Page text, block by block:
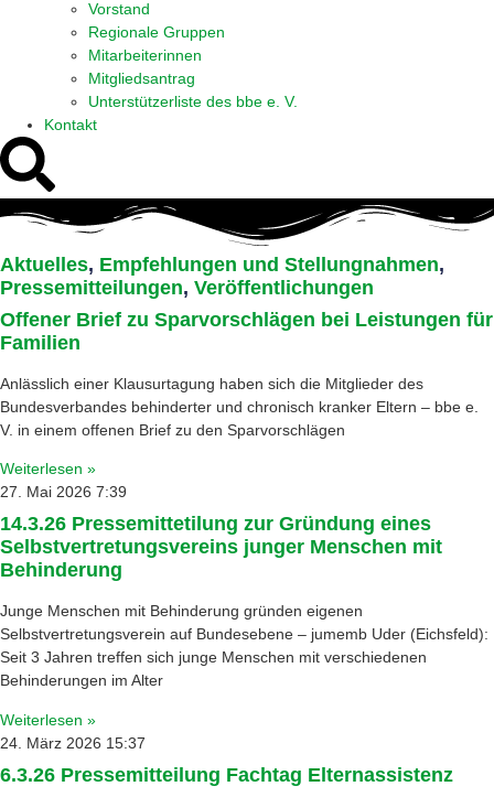
Vorstand
Regionale Gruppen
Mitarbeiterinnen
Mitgliedsantrag
Unterstützerliste des bbe e. V.
Kontakt
Aktuelles, Empfehlungen und Stellungnahmen,
Pressemitteilungen, Veröffentlichungen
Offener Brief zu Sparvorschlägen bei Leistungen für
Familien
Anlässlich einer Klausurtagung haben sich die Mitglieder des
Bundesverbandes behinderter und chronisch kranker Eltern – bbe e.
V. in einem offenen Brief zu den Sparvorschlägen
Weiterlesen »
27. Mai 2026 7:39
14.3.26 Pressemittetilung zur Gründung eines
Selbstvertretungsvereins junger Menschen mit
Behinderung
Junge Menschen mit Behinderung gründen eigenen
Selbstvertretungsverein auf Bundesebene – jumemb Uder (Eichsfeld):
Seit 3 Jahren treffen sich junge Menschen mit verschiedenen
Behinderungen im Alter
Weiterlesen »
24. März 2026 15:37
6.3.26 Pressemitteilung Fachtag Elternassistenz